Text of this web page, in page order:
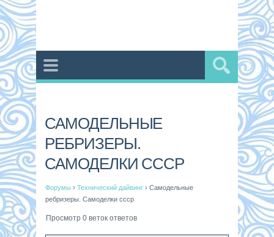
САМОДЕЛЬНЫЕ
РЕБРИЗЕРЫ.
САМОДЕЛКИ СССР
Форумы › Технический дайвинг › Самодельные
ребризеры. Самоделки ссср
Просмотр 0 веток ответов